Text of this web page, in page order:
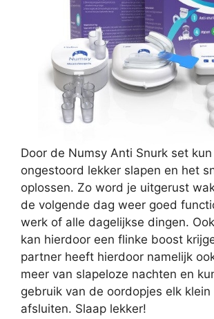
Door de Numsy Anti Snurk set
ongestoord lekker slapen en het
oplossen. Zo word je uitgerust
de volgende dag weer goed
werk of alle dagelijkse dingen.
kan hierdoor een flinke boost
partner heeft hierdoor namelijk
meer van slapeloze nachten en
gebruik van de oordopjes elk klein
afsluiten. Slaap lekker!